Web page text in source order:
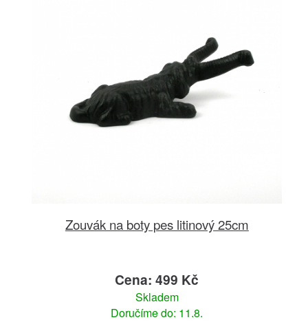
Zouvák na boty pes litinový 25cm
Cena: 499 Kč
Skladem
Doručíme do: 11.8.